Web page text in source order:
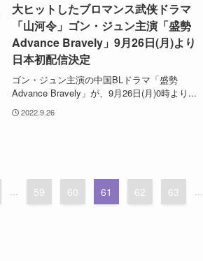
大ヒットしたブロマンス武侠ドラマ
「山河令」ゴン・ジュン主演「盛勢
Advance Bravely」9月26日(月)より
日本初配信決定
ゴン・ジュン主演の中国BLドラマ「盛勢
Advance Bravely」が、9月26日(月)0時より...
2022.9.26
... 59 60 61 62 63 ...